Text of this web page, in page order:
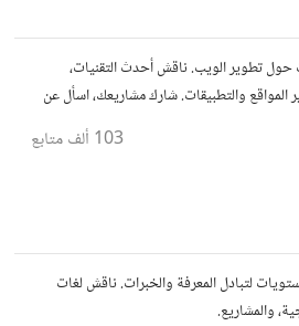
حول تطوير الويب. ناقش أحدث التقنيات،
المواقع والتطبيقات. شارك مشاريعك، اسأل عن
103 ألف متابع
لتبادل المعرفة والخبرات. ناقش لغات
والمشاريع.